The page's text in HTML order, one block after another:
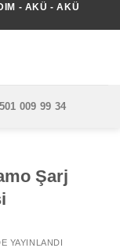
- AKÜ - AKÜ
009 99 34
Şarj
YAYINLANDI